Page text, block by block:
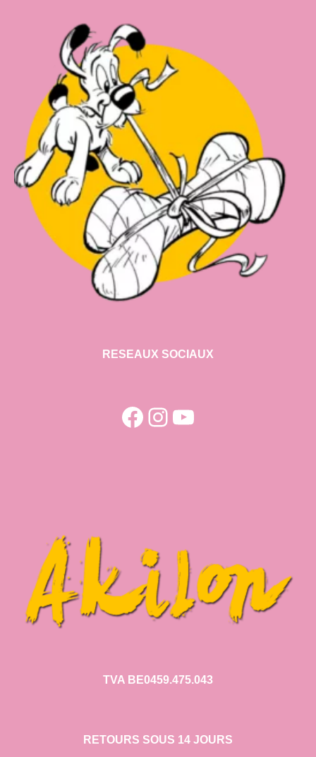
RESEAUX SOCIAUX
Facebook
Instagram
YouTube
TVA BE0459.475.043
RETOURS SOUS 14 JOURS